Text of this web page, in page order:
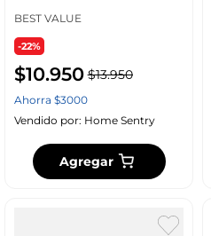
BEST VALUE
-22%
$10.950 $13.950
Ahorra $3000
Vendido por: Home Sentry
Agregar